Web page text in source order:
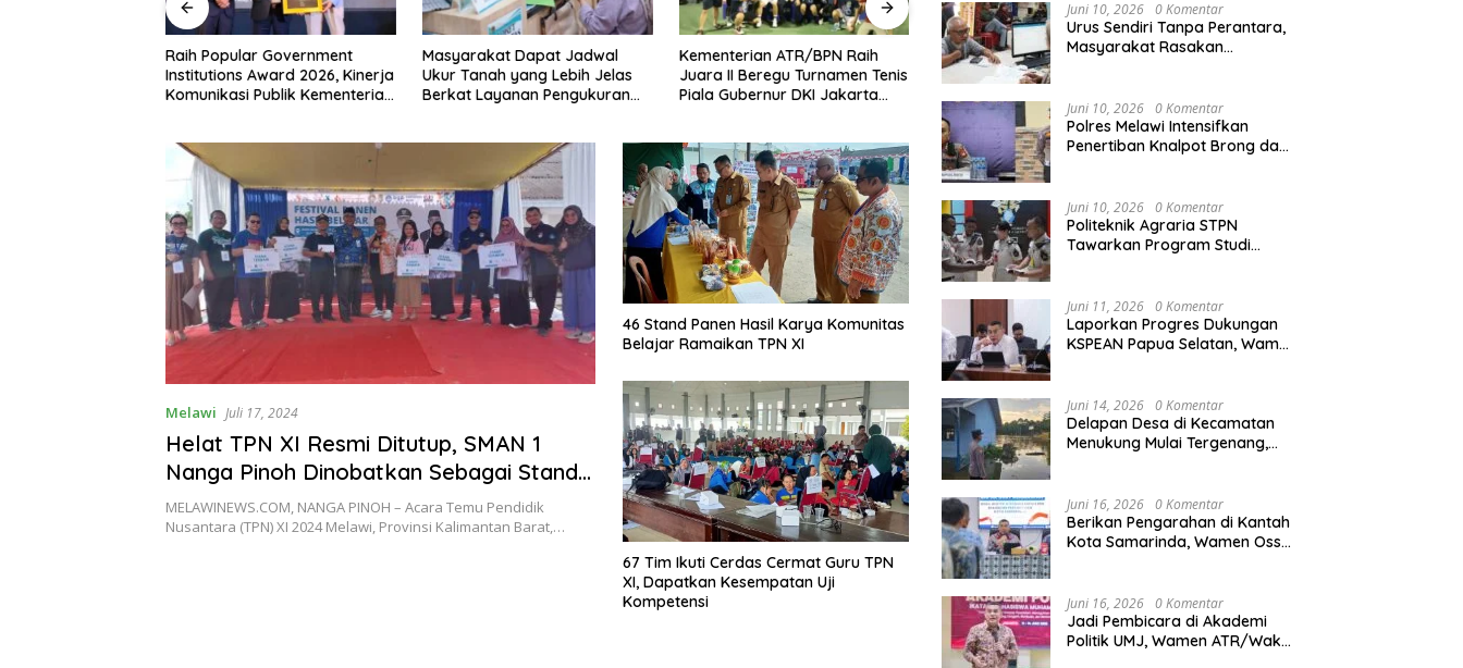
Raih Popular Government
Institutions Award 2026, Kinerja
Komunikasi Publik Kementerian
Masyarakat Dapat Jadwal
Ukur Tanah yang Lebih Jelas
Berkat Layanan Pengukuran
Kementerian ATR/BPN Raih
Juara II Beregu Turnamen Tenis
Piala Gubernur DKI Jakarta
Melawi Naik ke Peringkat 10
Sementara MTQ XXXIV Kalbar
Terbuka
Kapolres Melawi AKBP
Bhabinkamtibmas
Melawi Juli 17, 2024
Helat TPN XI Resmi Ditutup, SMAN 1
Nanga Pinoh Dinobatkan Sebagai Stand
Terbaik Festival Panen Hasil Karya
Komunitas Belajar
MELAWINEWS.COM, NANGA PINOH – Acara Temu Pendidik
Nusantara (TPN) XI 2024 Melawi, Provinsi Kalimantan Barat,…
46 Stand Panen Hasil Karya Komunitas
Belajar Ramaikan TPN XI
67 Tim Ikuti Cerdas Cermat Guru TPN
XI, Dapatkan Kesempatan Uji
Kompetensi
Agraria/Pertanahan dan Tata
Ruang
Juni 10, 2026 0 Komentar
Urus Sendiri Tanpa Perantara,
Masyarakat Rasakan
Juni 10, 2026 0 Komentar
Polres Melawi Intensifkan
Penertiban Knalpot Brong dan
Juni 10, 2026 0 Komentar
Politeknik Agraria STPN
Tawarkan Program Studi
Juni 11, 2026 0 Komentar
Laporkan Progres Dukungan
KSPEAN Papua Selatan, Wamen
Nasional
Juni 14, 2026 0 Komentar
Delapan Desa di Kecamatan
Menukung Mulai Tergenang,
Juni 16, 2026 0 Komentar
Berikan Pengarahan di Kantah
Kota Samarinda, Wamen Ossy:
Kalimantan Timur
Juni 16, 2026 0 Komentar
Jadi Pembicara di Akademi
Politik UMJ, Wamen ATR/Waka